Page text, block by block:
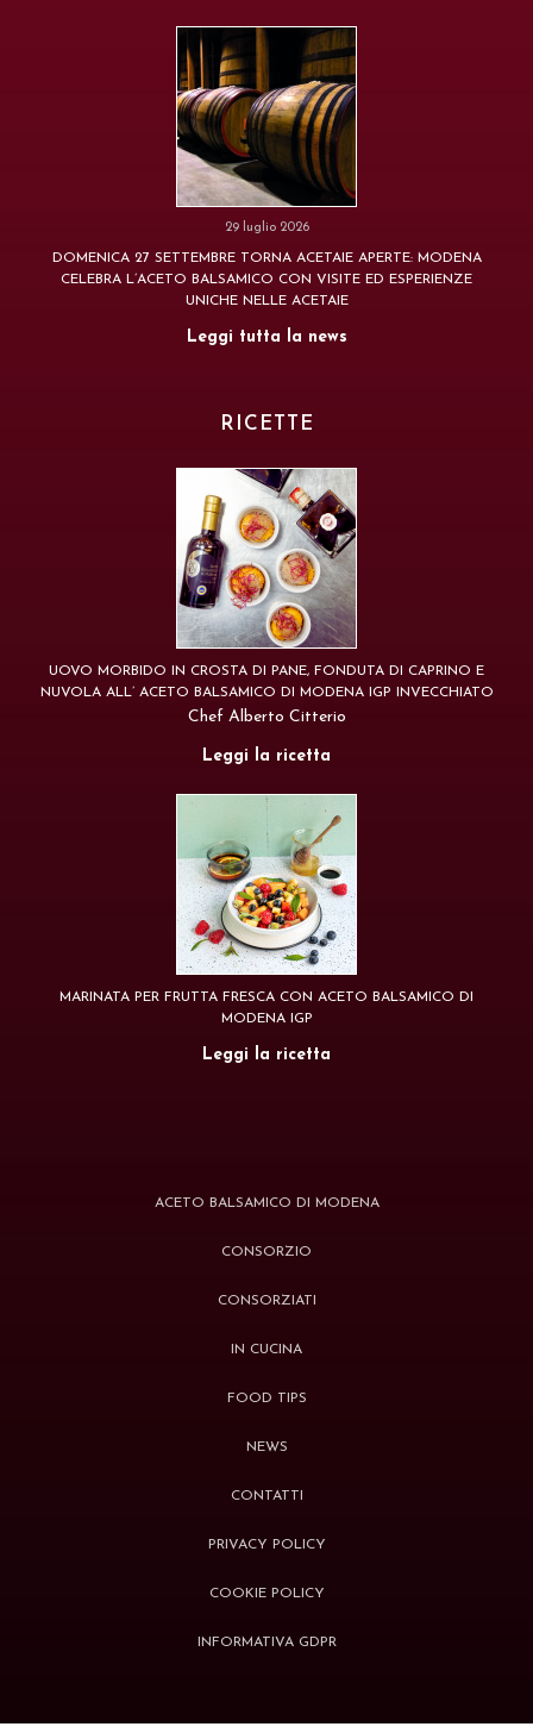
29 luglio 2026
DOMENICA 27 SETTEMBRE TORNA ACETAIE APERTE: MODENA
CELEBRA L’ACETO BALSAMICO CON VISITE ED ESPERIENZE
UNICHE NELLE ACETAIE
Leggi tutta la news
RICETTE
UOVO MORBIDO IN CROSTA DI PANE, FONDUTA DI CAPRINO E
NUVOLA ALL’ ACETO BALSAMICO DI MODENA IGP INVECCHIATO
Chef Alberto Citterio
Leggi la ricetta
MARINATA PER FRUTTA FRESCA CON ACETO BALSAMICO DI
MODENA IGP
Leggi la ricetta
ACETO BALSAMICO DI MODENA
CONSORZIO
CONSORZIATI
IN CUCINA
FOOD TIPS
NEWS
CONTATTI
PRIVACY POLICY
COOKIE POLICY
INFORMATIVA GDPR